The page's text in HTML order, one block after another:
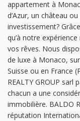
appartement à
d’Azur, un château
investissement?
qu’à notre
vos rêves. Nous
de luxe à Monaco,
Suisse ou en France
REALTY GROUP sarl
chacun a une
immobilière. BALDO
réputation